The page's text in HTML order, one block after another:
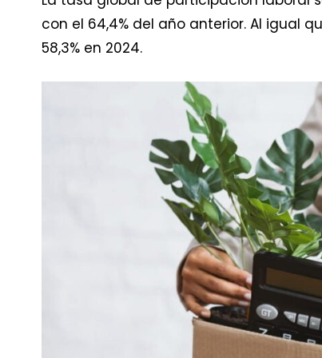
con el 64,4% del año anterior. Al igual
58,3% en 2024.